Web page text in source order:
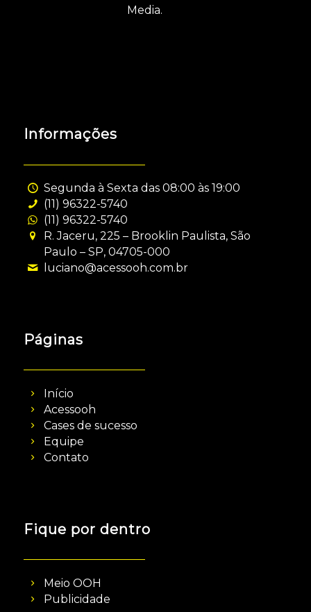
Media.
Informações
Segunda à Sexta das 08:00 às 19:00
(11) 96322-5740
(11) 96322-5740
R. Jaceru, 225 – Brooklin Paulista, São
Paulo – SP, 04705-000
luciano@acessooh.com.br
Páginas
Início
Acessooh
Cases de sucesso
Equipe
Contato
Fique por dentro
Meio OOH
Publicidade